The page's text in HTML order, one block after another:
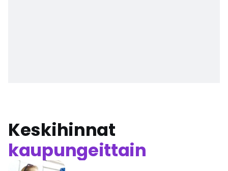
Keskihinnat
kaupungeittain